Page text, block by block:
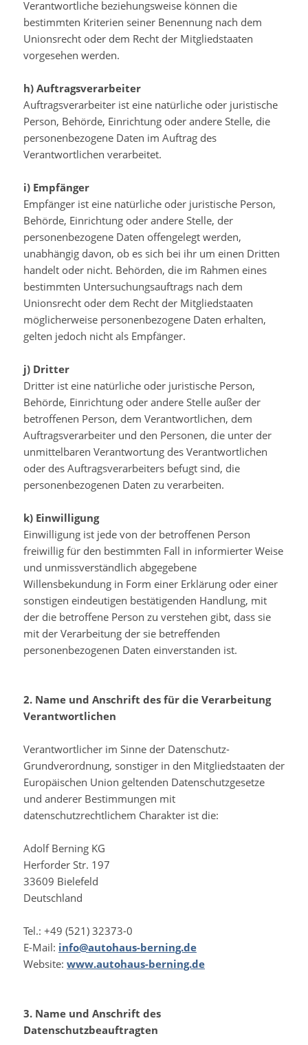
Verantwortliche beziehungsweise können die
bestimmten Kriterien seiner Benennung nach dem
Unionsrecht oder dem Recht der Mitgliedstaaten
vorgesehen werden.
h) Auftragsverarbeiter
Auftragsverarbeiter ist eine natürliche oder juristische
Person, Behörde, Einrichtung oder andere Stelle, die
personenbezogene Daten im Auftrag des
Verantwortlichen verarbeitet.
i) Empfänger
Empfänger ist eine natürliche oder juristische Person,
Behörde, Einrichtung oder andere Stelle, der
personenbezogene Daten offengelegt werden,
unabhängig davon, ob es sich bei ihr um einen Dritten
handelt oder nicht. Behörden, die im Rahmen eines
bestimmten Untersuchungsauftrags nach dem
Unionsrecht oder dem Recht der Mitgliedstaaten
möglicherweise personenbezogene Daten erhalten,
gelten jedoch nicht als Empfänger.
j) Dritter
Dritter ist eine natürliche oder juristische Person,
Behörde, Einrichtung oder andere Stelle außer der
betroffenen Person, dem Verantwortlichen, dem
Auftragsverarbeiter und den Personen, die unter der
unmittelbaren Verantwortung des Verantwortlichen
oder des Auftragsverarbeiters befugt sind, die
personenbezogenen Daten zu verarbeiten.
k) Einwilligung
Einwilligung ist jede von der betroffenen Person
freiwillig für den bestimmten Fall in informierter Weise
und unmissverständlich abgegebene
Willensbekundung in Form einer Erklärung oder einer
sonstigen eindeutigen bestätigenden Handlung, mit
der die betroffene Person zu verstehen gibt, dass sie
mit der Verarbeitung der sie betreffenden
personenbezogenen Daten einverstanden ist.
2. Name und Anschrift des für die Verarbeitung
Verantwortlichen
Verantwortlicher im Sinne der Datenschutz-
Grundverordnung, sonstiger in den Mitgliedstaaten der
Europäischen Union geltenden Datenschutzgesetze
und anderer Bestimmungen mit
datenschutzrechtlichem Charakter ist die:
Adolf Berning KG
Herforder Str. 197
33609 Bielefeld
Deutschland
Tel.: +49 (521) 32373-0
E-Mail: info@autohaus-berning.de
Website: www.autohaus-berning.de
3. Name und Anschrift des
Datenschutzbeauftragten